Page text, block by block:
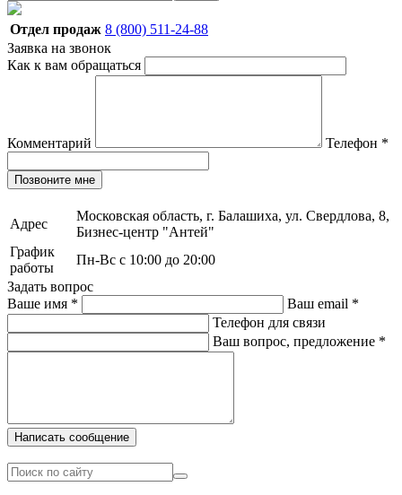
Отдел продаж 8 (800) 511-24-88
Заявка на звонок
Как к вам обращаться
Комментарий Телефон *
Позвоните мне
Адрес
Московская область, г. Балашиха, ул. Свердлова, 8,
Бизнес-центр "Антей"
График
работы
Пн-Вс с 10:00 до 20:00
Задать вопрос
Ваше имя * Ваш email *
Телефон для связи
Ваш вопрос, предложение *
Написать сообщение